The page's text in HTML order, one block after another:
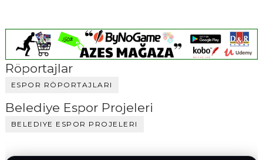
Röportajlar
ESPOR RÖPORTAJLARI
Belediye Espor Projeleri
BELEDIYE ESPOR PROJELERI